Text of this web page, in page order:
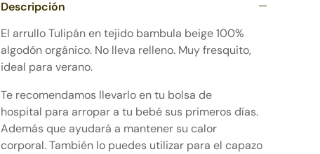
Descripción
El arrullo Tulipán en tejido bambula beige 100%
algodón orgánico. No lleva relleno. Muy fresquito,
ideal para verano.
Te recomendamos llevarlo en tu bolsa de
hospital para arropar a tu bebé sus primeros días.
Además que ayudará a mantener su calor
corporal. También lo puedes utilizar para el capazo